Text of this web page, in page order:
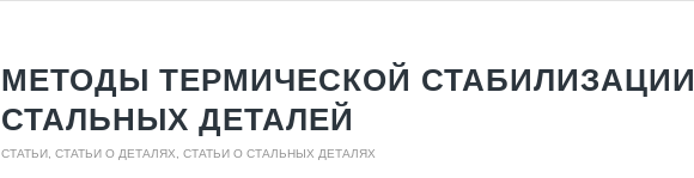
МЕТОДЫ ТЕРМИЧЕСКОЙ СТАБИЛИЗАЦИИ
СТАЛЬНЫХ ДЕТАЛЕЙ
СТАТЬИ СТАТЬИ О ДЕТАЛЯХ СТАТЬИ О СТАЛЬНЫХ ДЕТАЛЯХ